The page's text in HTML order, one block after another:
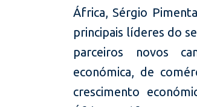
África, Sérgio
principais líderes do
parceiros novos
económica, de
crescimento